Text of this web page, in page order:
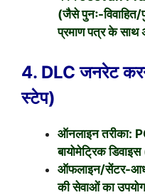
(जैसे पुनः-विवाहित/
प्रमाण पत्र के साथ
4. DLC जनरेट
स्टेप)
ऑनलाइन तरीका:
बायोमेट्रिक
ऑफलाइन/सेंटर-
की सेवाओं का